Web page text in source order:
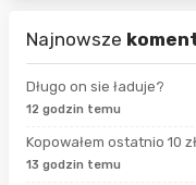
Najnowsze
Długo on sie ładuje?
12 godzin temu
Kopowałem ostatnio 10
13 godzin temu